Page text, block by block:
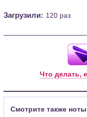
Загрузили: 120 раз
Что делать,
Смотрите также